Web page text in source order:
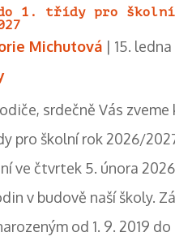
1. třídy pro
Michutová| 15.
srdečně Vás
pro školní rok 2026/
ve čtvrtek 5. února
v budově naší školy.
od 1. 9. 2019 do